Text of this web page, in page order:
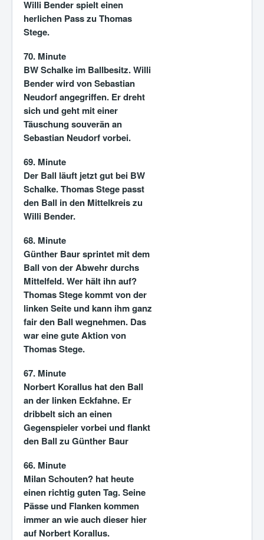
Willi Bender spielt einen
herlichen Pass zu Thomas
Stege.
70. Minute
BW Schalke im Ballbesitz. Willi
Bender wird von Sebastian
Neudorf angegriffen. Er dreht
sich und geht mit einer
Täuschung souverän an
Sebastian Neudorf vorbei.
69. Minute
Der Ball läuft jetzt gut bei BW
Schalke. Thomas Stege passt
den Ball in den Mittelkreis zu
Willi Bender.
68. Minute
Günther Baur sprintet mit dem
Ball von der Abwehr durchs
Mittelfeld. Wer hält ihn auf?
Thomas Stege kommt von der
linken Seite und kann ihm ganz
fair den Ball wegnehmen. Das
war eine gute Aktion von
Thomas Stege.
67. Minute
Norbert Korallus hat den Ball
an der linken Eckfahne. Er
dribbelt sich an einen
Gegenspieler vorbei und flankt
den Ball zu Günther Baur
66. Minute
Milan Schouten? hat heute
einen richtig guten Tag. Seine
Pässe und Flanken kommen
immer an wie auch dieser hier
auf Norbert Korallus.